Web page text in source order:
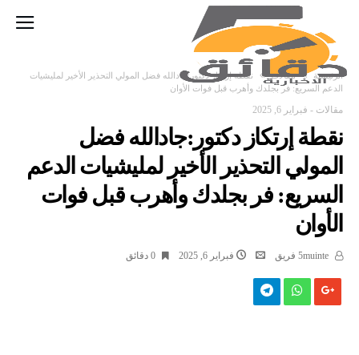
‫الرئيسية‬ مقالات
نقطة إرتكاز دكتور:جادالله فضل المولي التحذير الأخير لمليشيات
الدعم السريع: فر بجلدك وأهرب قبل فوات الأوان
مقالات - فبراير 6, 2025
نقطة إرتكاز دكتور:جادالله فضل
المولي التحذير الأخير لمليشيات الدعم
السريع: فر بجلدك وأهرب قبل فوات
الأوان
فبراير 6, 2025 0 ‫دقائق‬